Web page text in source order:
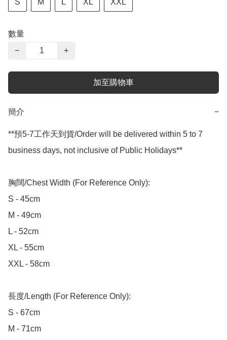
S M L XL XXL
數量
−
+
加至購物車
簡介 −
**預5-7工作天到貨/Order will be delivered within 5 to 7
business days, not inclusive of Public Holidays**
胸闊/Chest Width (For Reference Only):
S - 45cm
M - 49cm
L - 52cm
XL - 55cm
XXL - 58cm
長度/Length (For Reference Only):
S - 67cm
M - 71cm